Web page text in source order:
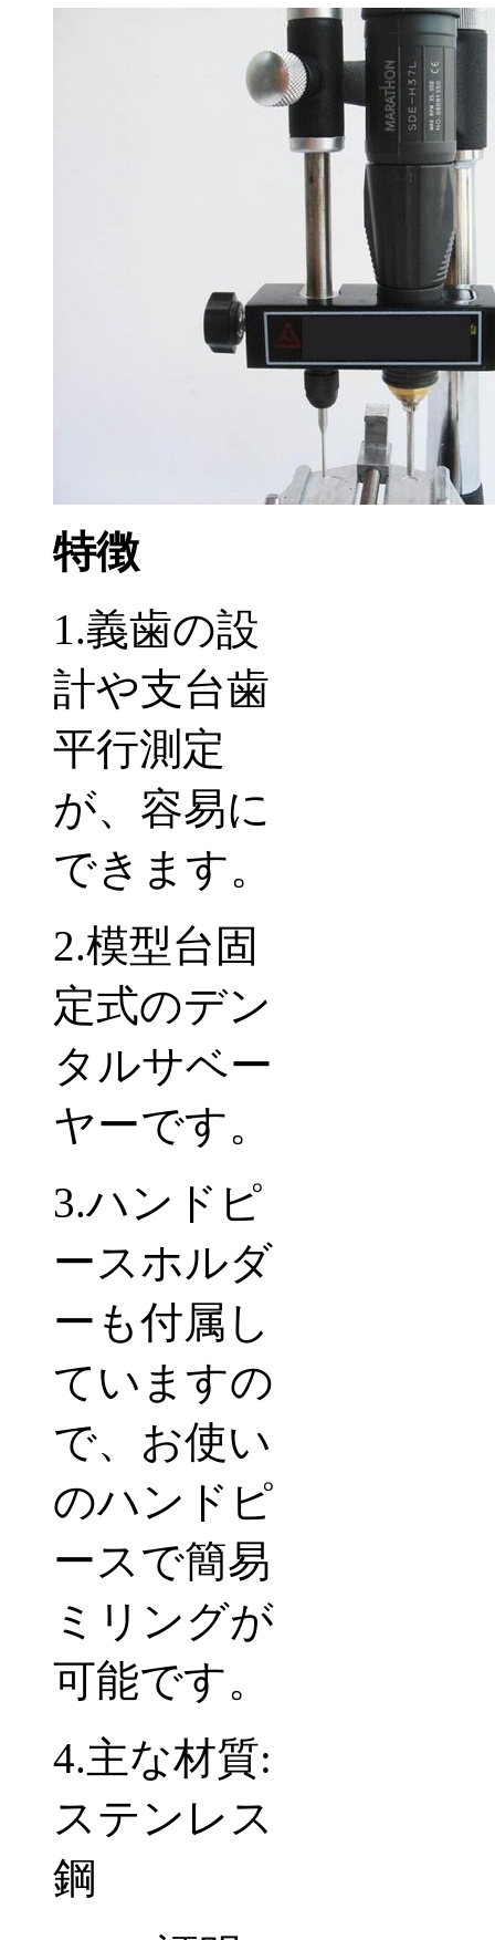
特徴
1.義歯の設
計や支台歯
平行測定
が、容易に
できます。
2.模型台固
定式のデン
タルサベー
ヤーです。
3.ハンドピ
ースホルダ
ーも付属し
ていますの
で、お使い
のハンドピ
ースで簡易
ミリングが
可能です。
4.主な材質:
ステンレス
鋼